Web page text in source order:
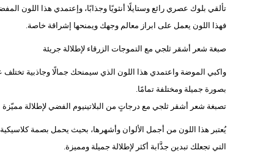
تألقي بلوك عصري رائع وستايلًا أنثويًا وجذابًا، وإعتمدي هذا اللون
فهذا اللون يعمل على ابراز معالم وجهك ويمنحها إشراقة خاصة.
صبغة شعر أشقر ثلجي مع التموجات الزرقاء لإطلالة جريئة
واكبي الموضة واعتمدي هذا اللون الذي سيمنحك جمالًا وجاذبية
بصورة جميلة ومختلفة تمامًا.
تصبغة شعر أشقر ثلجي مع درجاتٍ من البلاتينيوم الفضي لإطلالة مميّزة
يُعتبر هذا اللون من أجمل الألوان وأشهرها، بحيث يحمل بصمة
التي تجعلك تبدين جذَّابة أكثر لإطلالة جميلة ومميزة.